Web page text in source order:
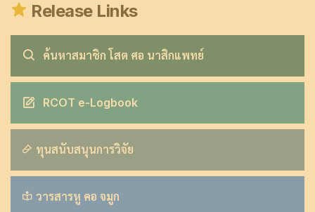
Release Links
ค้นหาสมาชิก โสต ศอ นาสิกแพทย์
RCOT e-Logbook
ทุนสนับสนุนการวิจัย
วารสารหู คอ จมูก